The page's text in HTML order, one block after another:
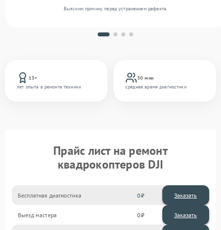
13+
лет опыта в ремонте техники
30 мин
среднее время диагностики
Выясним причину перед устранением дефекта.
Прайс лист на ремонт
квадрокоптеров DJI
Бесплатная диагностика 0 Заказать
Выезд мастера 0 Заказать